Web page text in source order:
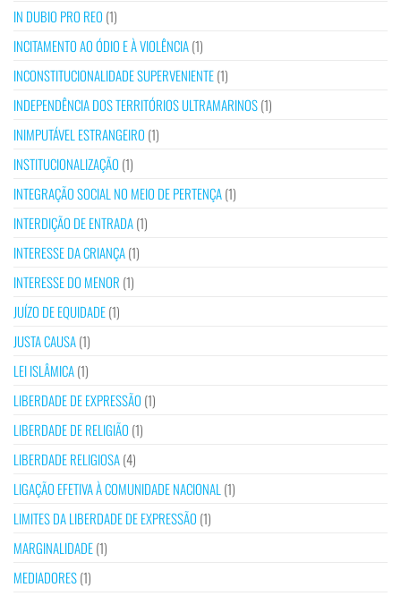
IN DUBIO PRO REO (1)
INCITAMENTO AO ÓDIO E À VIOLÊNCIA(1)
INCONSTITUCIONALIDADE SUPERVENIENTE(1)
INDEPENDÊNCIA DOS TERRITÓRIOS ULTRAMARINOS(1)
INIMPUTÁVEL ESTRANGEIRO (1)
INSTITUCIONALIZAÇÃO (1)
INTEGRAÇÃO SOCIAL NO MEIO DE PERTENÇA(1)
INTERDIÇÃO DE ENTRADA(1)
INTERESSE DA CRIANÇA(1)
INTERESSE DO MENOR (1)
JUÍZO DE EQUIDADE(1)
JUSTA CAUSA(1)
LEI ISLÂMICA(1)
LIBERDADE DE EXPRESSÃO (1)
LIBERDADE DE RELIGIÃO (1)
LIBERDADE RELIGIOSA(4)
LIGAÇÃO EFETIVA À COMUNIDADE NACIONAL (1)
LIMITES DA LIBERDADE DE EXPRESSÃO (1)
MARGINALIDADE(1)
MEDIADORES(1)